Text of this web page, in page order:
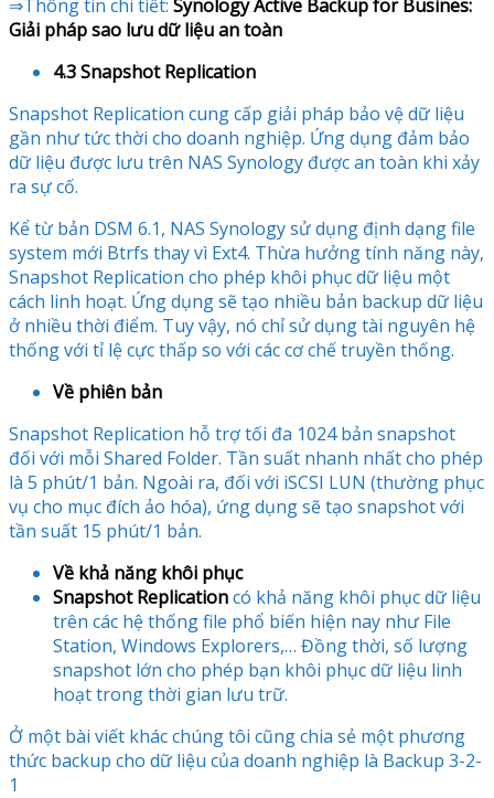
⇒Thông tin chi tiết: Synology Active Backup for Busines:
Giải pháp sao lưu dữ liệu an toàn
4.3 Snapshot Replication
Snapshot Replication cung cấp giải pháp bảo vệ dữ liệu
gần như tức thời cho doanh nghiệp. Ứng dụng đảm bảo
dữ liệu được lưu trên NAS Synology được an toàn khi xảy
ra sự cố.
Kể từ bản DSM 6.1, NAS Synology sử dụng định dạng file
system mới Btrfs thay vì Ext4. Thừa hưởng tính năng này,
Snapshot Replication cho phép khôi phục dữ liệu một
cách linh hoạt. Ứng dụng sẽ tạo nhiều bản backup dữ liệu
ở nhiều thời điểm. Tuy vậy, nó chỉ sử dụng tài nguyên hệ
thống với tỉ lệ cực thấp so với các cơ chế truyền thống.
Về phiên bản
Snapshot Replication hỗ trợ tối đa 1024 bản snapshot
đối với mỗi Shared Folder. Tần suất nhanh nhất cho phép
là 5 phút/1 bản. Ngoài ra, đối với iSCSI LUN (thường phục
vụ cho mục đích ảo hóa), ứng dụng sẽ tạo snapshot với
tần suất 15 phút/1 bản.
Về khả năng khôi phục
Snapshot Replicationcó khả năng khôi phục dữ liệu
trên các hệ thống file phổ biến hiện nay như File
Station, Windows Explorers,… Đồng thời, số lượng
snapshot lớn cho phép bạn khôi phục dữ liệu linh
hoạt trong thời gian lưu trữ.
Ở một bài viết khác chúng tôi cũng chia sẻ một phương
thức backup cho dữ liệu của doanh nghiệp là Backup 3-2-
1